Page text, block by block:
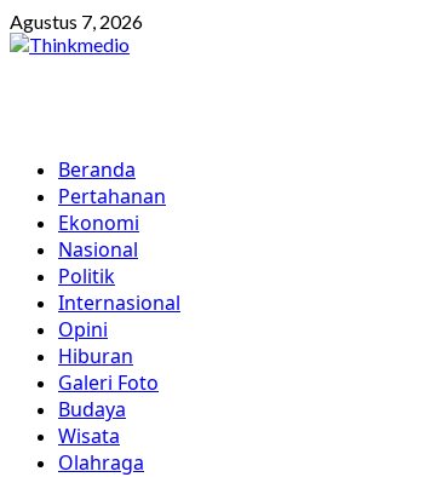
Skip
to
Agustus 7, 2026
Primary
Menu
Beranda
Pertahanan
Ekonomi
Nasional
Politik
Internasional
Opini
Hiburan
Galeri Foto
Budaya
Wisata
Olahraga